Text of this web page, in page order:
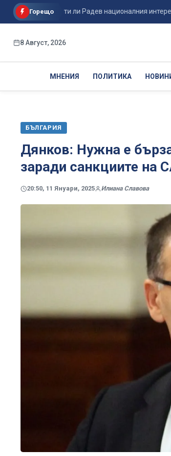
Горещо
Ще защити ли Радев националния интерес, или
8 Август, 2026
МНЕНИЯ ПОЛИТИКА
БЪЛГАРИЯ
Дянков: Нужна е
заради санкциите на
20:50, 11 Януари, 2025 Илиана Славова